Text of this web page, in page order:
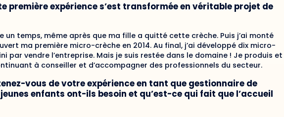
première expérience s’est transformée en véritable projet de
un temps, même après que ma fille a quitté cette crèche. Puis j’ai mon­té
ma première micro-crèche en 2014. Au final, j’ai développé dix mi­cro-
par vendre l’entre­prise. Mais je suis restée dans le domaine ! Je produis et
à conseiller et d’accompagner des professionnels du secteur.
vous de votre expérience en tant que gestionnaire de
enfants ont-ils besoin et qu’est-ce qui fait que l’accueil